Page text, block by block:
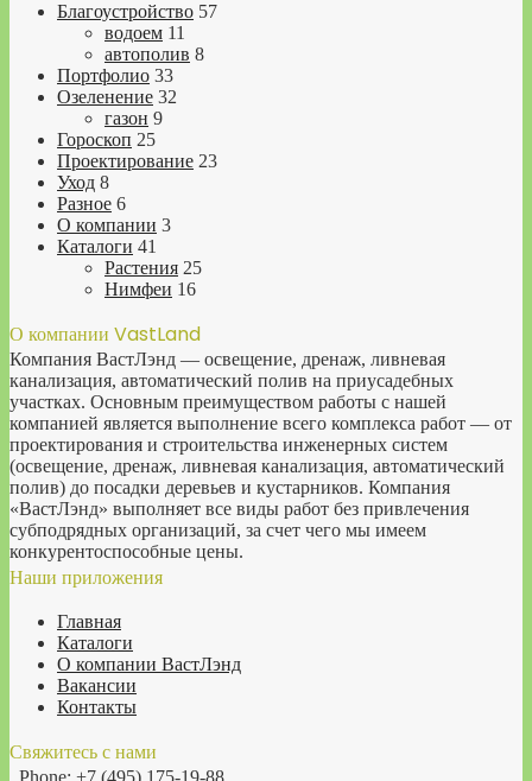
Благоустройство 57
водоем 11
автополив 8
Портфолио 33
Озеленение 32
газон 9
Гороскоп 25
Проектирование 23
Уход 8
Разное 6
О компании 3
Каталоги 41
Растения 25
Нимфеи 16
О компании VastLand
Компания ВастЛэнд — освещение, дренаж, ливневая
канализация, автоматический полив на приусадебных
участках. Основным преимуществом работы с нашей
компанией является выполнение всего комплекса работ — от
проектирования и строительства инженерных систем
(освещение, дренаж, ливневая канализация, автоматический
полив) до посадки деревьев и кустарников. Компания
«ВастЛэнд» выполняет все виды работ без привлечения
субподрядных организаций, за счет чего мы имеем
конкурентоспособные цены.
Наши приложения
Главная
Каталоги
О компании ВастЛэнд
Вакансии
Контакты
Свяжитесь с нами